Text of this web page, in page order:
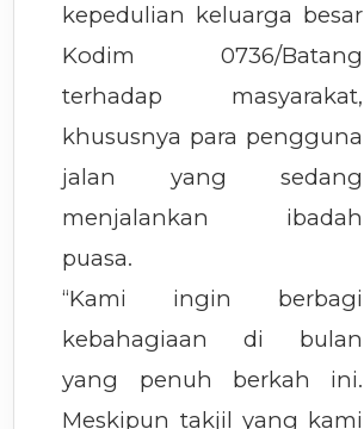
kepedulian keluarga besar
Kodim 0736/Batang
terhadap masyarakat,
khususnya para pengguna
jalan yang sedang
menjalankan ibadah
puasa.
“Kami ingin berbagi
kebahagiaan di bulan
yang penuh berkah ini.
Meskipun takjil yang kami